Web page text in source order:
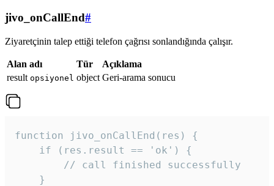
jivo_onCallEnd#
Ziyaretçinin talep ettiği telefon çağrısı sonlandığında çalışır.
Alan adı Tür
Açıklama
result opsiyonel object Geri-arama sonucu
function jivo_onCallEnd(res) {
    if (res.result == 'ok') {
        // call finished successfully
    }